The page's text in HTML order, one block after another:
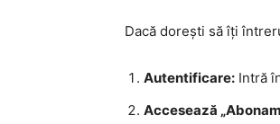
Dacă dorești să îți
Autentificare: Intră
Accesează